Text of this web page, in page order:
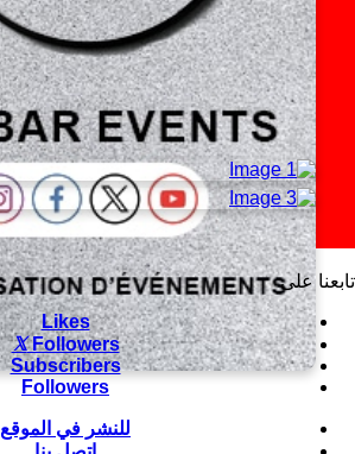
تابعنا على
Likes
Followers
Subscribers
Followers
للنشر في الموقع